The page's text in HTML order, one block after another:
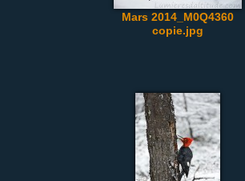
Mars 2014_M0Q4360
copie.jpg